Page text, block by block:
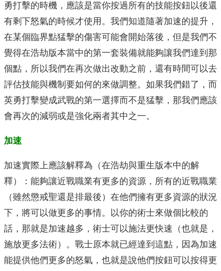
勇打擊的時機，應該是當你按過所有的技能按鈕以後還
有剩下怒氣的時候才使用。我們知道隨著加速的提升，
在某個臨界點猛擊的傷害可能會開始落後，但是我們不
覺得在浩劫版本當中的第一套裝備就能夠讓我們達到那
個點，所以我們在再次做出改動之前，還有時間可以去
評估技能與機制要如何的來做調整。如果我們錯了，而
英勇打擊變成武戰的第一選擇而不是猛擊，那我們應該
會再次的減弱或是強化兩者其中之一。
加速
加速實際上應該解釋為（在浩劫與重生版本中的解
釋）：能夠讓近戰職業有更多的資源，所有的近戰職業
（雖然懲戒聖還是排最後）在他們擁有更多資源的狀況
下，將可以做更多的事情。以你的術士來做個比較的
話，那就是加速越多，術士可以施法更快速（也就是，
施放更多法術）。戰士原本就已經達到這點，因為加速
能提供他們更多的怒氣，也就是說他們按鈕可以按得更